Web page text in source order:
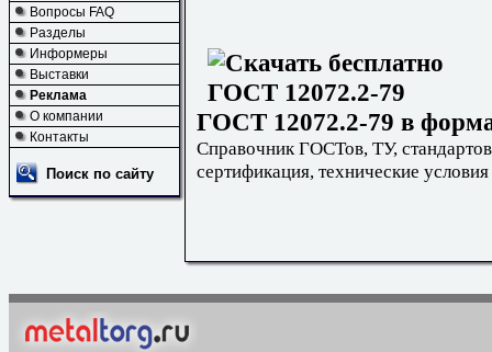
Вопросы FAQ
Разделы
Информеры
Выставки
Реклама
О компании
Контакты
Поиск по сайту
ГОСТ 12072.2-79 в
Справочник ГОСТов, ТУ,
сертификация, технические условия